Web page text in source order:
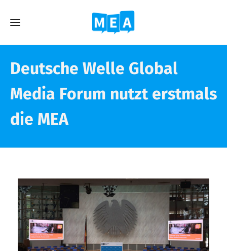
Deutsche Welle Global
Media Forum nutzt erstmals
die MEA